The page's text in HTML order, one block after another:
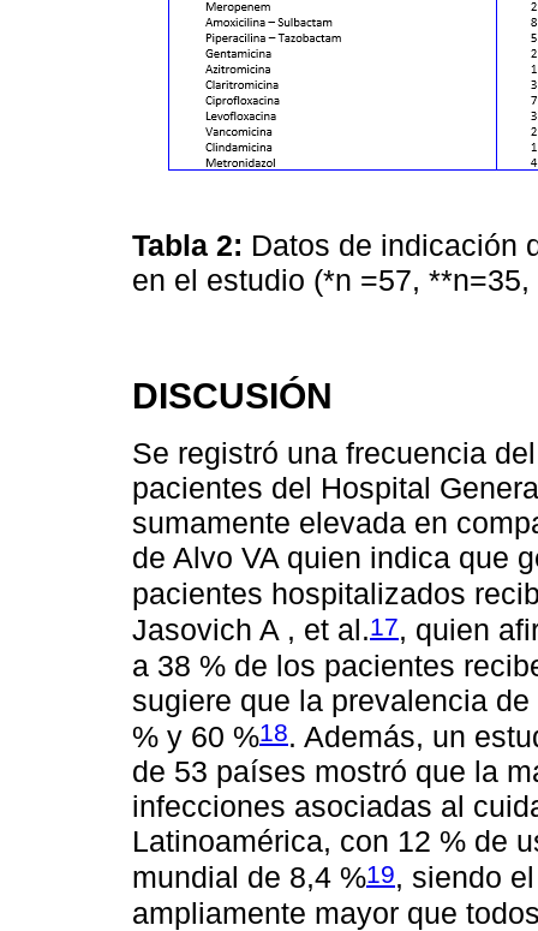
Tabla 2: Datos de indicación
en el estudio (*n =57,
DISCUSIÓN
Se registró una frecuencia
pacientes del Hospital
sumamente elevada en
de Alvo VA quien indica que
pacientes hospitalizados
Jasovich A , et al.17, quien
a 38 % de los pacientes
sugiere que la prevalencia
% y 60 %18. Además, un
de 53 países mostró que la
infecciones asociadas al
Latinoamérica, con 12 % de
mundial de 8,4 %19, siendo
ampliamente mayor que